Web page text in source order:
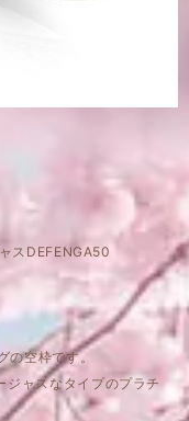
スDEFENGA50
の空枠です。
ジャスなタイプのプラチ